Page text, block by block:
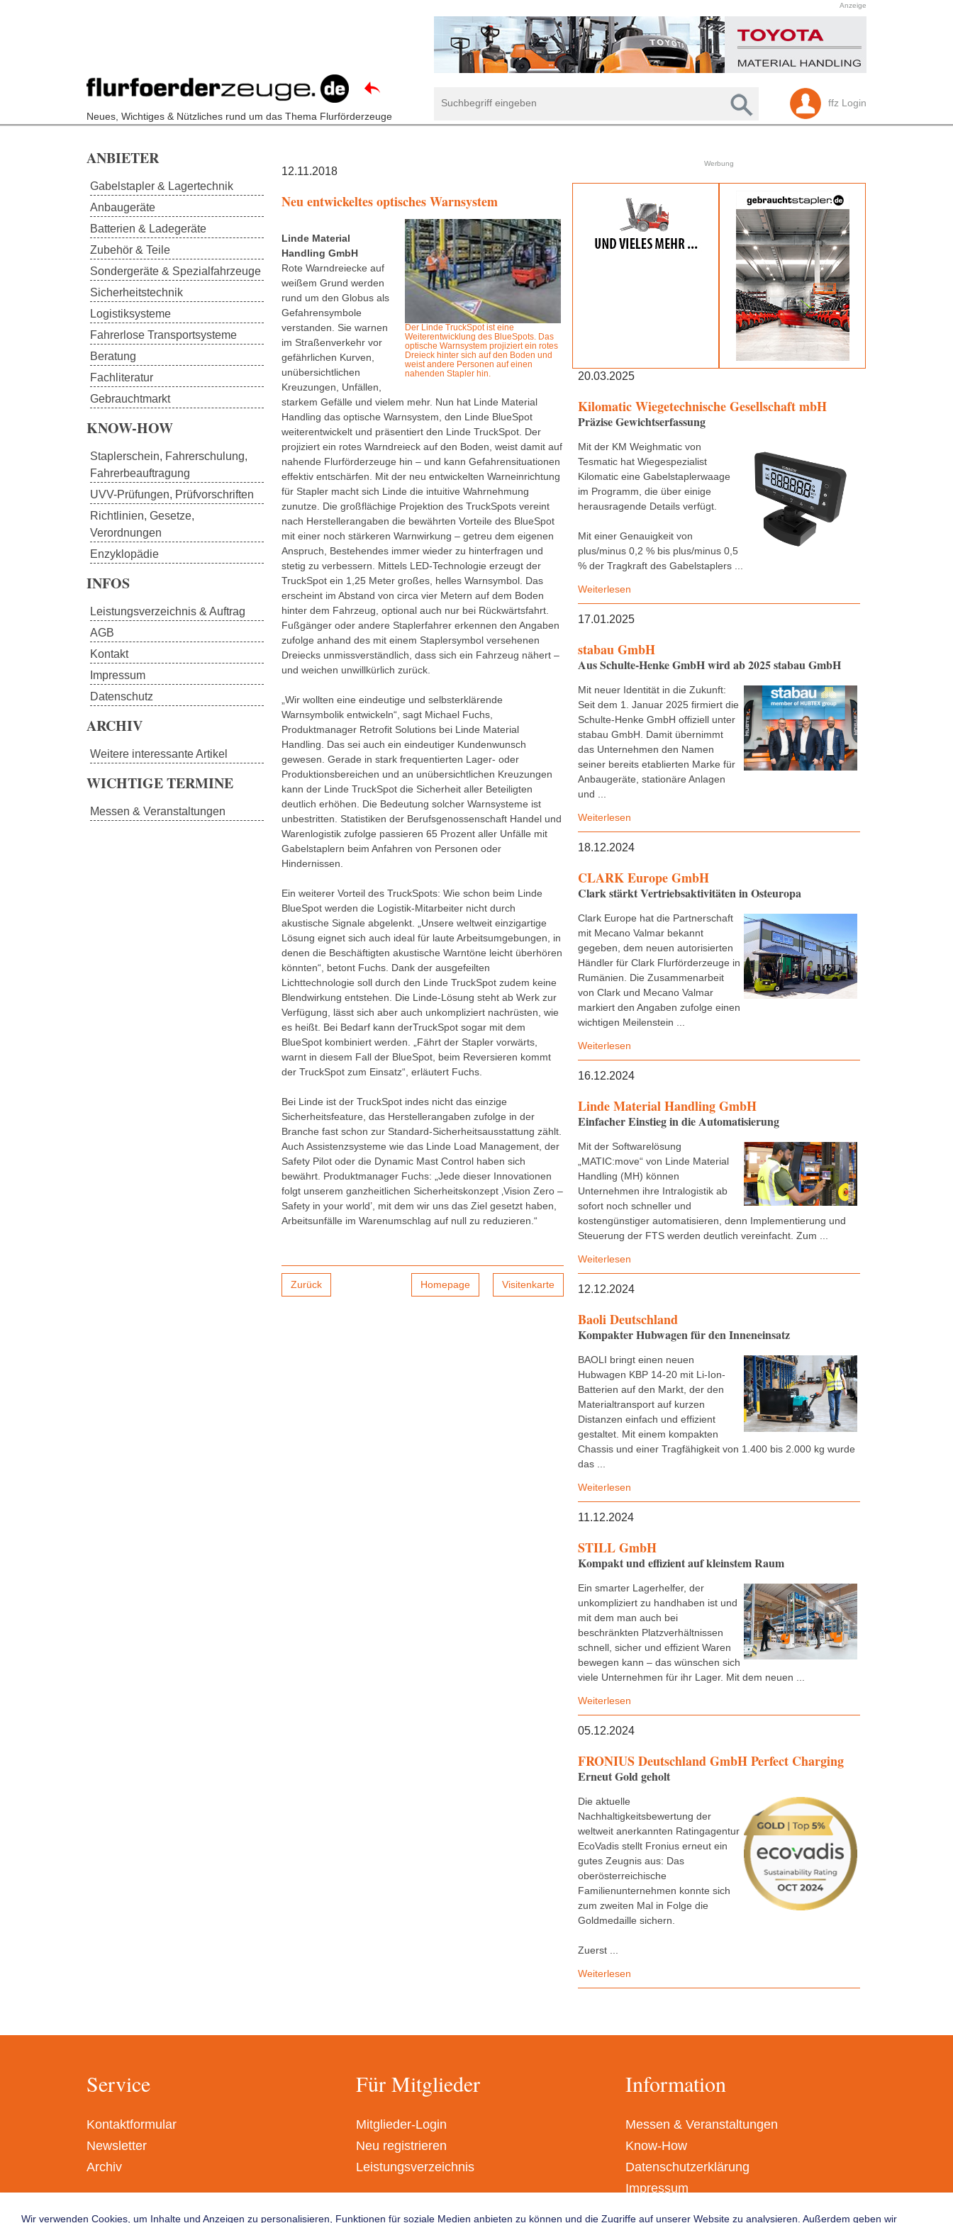
Neues, Wichtiges & Nützliches rund um das Thema Flurförderzeuge
Anzeige
ffz Login
ANBIETER
Gabelstapler & Lagertechnik
Anbaugeräte
Batterien & Ladegeräte
Zubehör & Teile
Sondergeräte & Spezialfahrzeuge
Sicherheitstechnik
Logistiksysteme
Fahrerlose Transportsysteme
Beratung
Fachliteratur
Gebrauchtmarkt
KNOW-HOW
Staplerschein, Fahrerschulung,
Fahrerbeauftragung
UVV-Prüfungen, Prüfvorschriften
Richtlinien, Gesetze,
Verordnungen
Enzyklopädie
INFOS
Leistungsverzeichnis & Auftrag
AGB
Kontakt
Impressum
Datenschutz
ARCHIV
Weitere interessante Artikel
WICHTIGE TERMINE
Messen & Veranstaltungen
Werbung
20.03.2025
Kilomatic Wiegetechnische Gesellschaft mbH
Präzise Gewichtserfassung
Mit der KM Weighmatic von
Tesmatic hat Wiegespezialist
Kilomatic eine Gabelstaplerwaage
im Programm, die über einige
herausragende Details verfügt.
Mit einer Genauigkeit von
plus/minus 0,2 % bis plus/minus 0,5
% der Tragkraft des Gabelstaplers ...
Weiterlesen
17.01.2025
stabau GmbH
Aus Schulte-Henke GmbH wird ab 2025 stabau GmbH
Mit neuer Identität in die Zukunft:
Seit dem 1. Januar 2025 firmiert die
Schulte-Henke GmbH offiziell unter
stabau GmbH. Damit übernimmt
das Unternehmen den Namen
seiner bereits etablierten Marke für
Anbaugeräte, stationäre Anlagen
und ...
Weiterlesen
18.12.2024
CLARK Europe GmbH
Clark stärkt Vertriebsaktivitäten in Osteuropa
Clark Europe hat die Partnerschaft
mit Mecano Valmar bekannt
gegeben, dem neuen autorisierten
Händler für Clark Flurförderzeuge in
Rumänien. Die Zusammenarbeit
von Clark und Mecano Valmar
markiert den Angaben zufolge einen
wichtigen Meilenstein ...
Weiterlesen
16.12.2024
Linde Material Handling GmbH
Einfacher Einstieg in die Automatisierung
Mit der Softwarelösung
„MATIC:move“ von Linde Material
Handling (MH) können
Unternehmen ihre Intralogistik ab
sofort noch schneller und
kostengünstiger automatisieren, denn Implementierung und
Steuerung der FTS werden deutlich vereinfacht. Zum ...
Weiterlesen
12.12.2024
Baoli Deutschland
Kompakter Hubwagen für den Inneneinsatz
BAOLI bringt einen neuen
Hubwagen KBP 14-20 mit Li-Ion-
Batterien auf den Markt, der den
Materialtransport auf kurzen
Distanzen einfach und effizient
gestaltet. Mit einem kompakten
Chassis und einer Tragfähigkeit von 1.400 bis 2.000 kg wurde
das ...
Weiterlesen
11.12.2024
STILL GmbH
Kompakt und effizient auf kleinstem Raum
Ein smarter Lagerhelfer, der
unkompliziert zu handhaben ist und
mit dem man auch bei
beschränkten Platzverhältnissen
schnell, sicher und effizient Waren
bewegen kann – das wünschen sich
viele Unternehmen für ihr Lager. Mit dem neuen ...
Weiterlesen
05.12.2024
FRONIUS Deutschland GmbH Perfect Charging
Erneut Gold geholt
Die aktuelle
Nachhaltigkeitsbewertung der
weltweit anerkannten Ratingagentur
EcoVadis stellt Fronius erneut ein
gutes Zeugnis aus: Das
oberösterreichische
Familienunternehmen konnte sich
zum zweiten Mal in Folge die
Goldmedaille sichern.
Zuerst ...
Weiterlesen
12.11.2018
Neu entwickeltes optisches Warnsystem
Der Linde TruckSpot ist eine
Weiterentwicklung des BlueSpots. Das
optische Warnsystem projiziert ein rotes
Dreieck hinter sich auf den Boden und
weist andere Personen auf einen
nahenden Stapler hin.
Linde Material
Handling GmbH
Rote Warndreiecke auf
weißem Grund werden
rund um den Globus als
Gefahrensymbole
verstanden. Sie warnen
im Straßenverkehr vor
gefährlichen Kurven,
unübersichtlichen
Kreuzungen, Unfällen,
starkem Gefälle und vielem mehr. Nun hat Linde Material
Handling das optische Warnsystem, den Linde BlueSpot
weiterentwickelt und präsentiert den Linde TruckSpot. Der
projiziert ein rotes Warndreieck auf den Boden, weist damit auf
nahende Flurförderzeuge hin – und kann Gefahrensituationen
effektiv entschärfen. Mit der neu entwickelten Warneinrichtung
für Stapler macht sich Linde die intuitive Wahrnehmung
zunutze. Die großflächige Projektion des TruckSpots vereint
nach Herstellerangaben die bewährten Vorteile des BlueSpot
mit einer noch stärkeren Warnwirkung – getreu dem eigenen
Anspruch, Bestehendes immer wieder zu hinterfragen und
stetig zu verbessern. Mittels LED-Technologie erzeugt der
TruckSpot ein 1,25 Meter großes, helles Warnsymbol. Das
erscheint im Abstand von circa vier Metern auf dem Boden
hinter dem Fahrzeug, optional auch nur bei Rückwärtsfahrt.
Fußgänger oder andere Staplerfahrer erkennen den Angaben
zufolge anhand des mit einem Staplersymbol versehenen
Dreiecks unmissverständlich, dass sich ein Fahrzeug nähert –
und weichen unwillkürlich zurück.
„Wir wollten eine eindeutige und selbsterklärende
Warnsymbolik entwickeln“, sagt Michael Fuchs,
Produktmanager Retrofit Solutions bei Linde Material
Handling. Das sei auch ein eindeutiger Kundenwunsch
gewesen. Gerade in stark frequentierten Lager- oder
Produktionsbereichen und an unübersichtlichen Kreuzungen
kann der Linde TruckSpot die Sicherheit aller Beteiligten
deutlich erhöhen. Die Bedeutung solcher Warnsysteme ist
unbestritten. Statistiken der Berufsgenossenschaft Handel und
Warenlogistik zufolge passieren 65 Prozent aller Unfälle mit
Gabelstaplern beim Anfahren von Personen oder
Hindernissen.
Ein weiterer Vorteil des TruckSpots: Wie schon beim Linde
BlueSpot werden die Logistik-Mitarbeiter nicht durch
akustische Signale abgelenkt. „Unsere weltweit einzigartige
Lösung eignet sich auch ideal für laute Arbeitsumgebungen, in
denen die Beschäftigten akustische Warntöne leicht überhören
könnten“, betont Fuchs. Dank der ausgefeilten
Lichttechnologie soll durch den Linde TruckSpot zudem keine
Blendwirkung entstehen. Die Linde-Lösung steht ab Werk zur
Verfügung, lässt sich aber auch unkompliziert nachrüsten, wie
es heißt. Bei Bedarf kann derTruckSpot sogar mit dem
BlueSpot kombiniert werden. „Fährt der Stapler vorwärts,
warnt in diesem Fall der BlueSpot, beim Reversieren kommt
der TruckSpot zum Einsatz“, erläutert Fuchs.
Bei Linde ist der TruckSpot indes nicht das einzige
Sicherheitsfeature, das Herstellerangaben zufolge in der
Branche fast schon zur Standard-Sicherheitsausstattung zählt.
Auch Assistenzsysteme wie das Linde Load Management, der
Safety Pilot oder die Dynamic Mast Control haben sich
bewährt. Produktmanager Fuchs: „Jede dieser Innovationen
folgt unserem ganzheitlichen Sicherheitskonzept ‚Vision Zero –
Safety in your world’, mit dem wir uns das Ziel gesetzt haben,
Arbeitsunfälle im Warenumschlag auf null zu reduzieren.“
Zurück Homepage Visitenkarte
Service
Kontaktformular
Newsletter
Archiv
Für Mitglieder
Mitglieder-Login
Neu registrieren
Leistungsverzeichnis
Information
Messen & Veranstaltungen
Know-How
Datenschutzerklärung
Impressum
Wir verwenden Cookies, um Inhalte und Anzeigen zu personalisieren, Funktionen für soziale Medien anbieten zu können und die Zugriffe auf unserer Website zu analysieren. Außerdem geben wir